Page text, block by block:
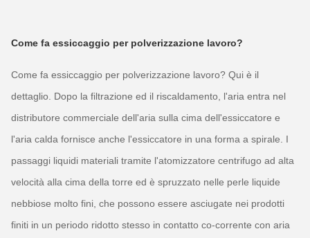
Come fa essiccaggio per polverizzazione lavoro?
Come fa essiccaggio per polverizzazione lavoro? Qui è il
dettaglio. Dopo la filtrazione ed il riscaldamento, l'aria entra nel
distributore commerciale dell'aria sulla cima dell'essiccatore e
l'aria calda fornisce anche l'essiccatore in una forma a spirale. I
passaggi liquidi materiali tramite l'atomizzatore centrifugo ad alta
velocità alla cima della torre ed è spruzzato nelle perle liquide
nebbiose molto fini, che possono essere asciugate nei prodotti
finiti in un periodo ridotto stesso in contatto co-corrente con aria